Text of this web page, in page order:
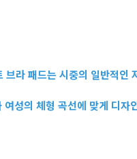
브라 패드는 시중의 일반적인
여성의 체형 곡선에 맞게 디자